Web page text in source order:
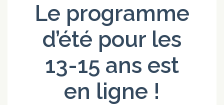
Le programme
d’été pour les
13-15 ans est
en ligne !